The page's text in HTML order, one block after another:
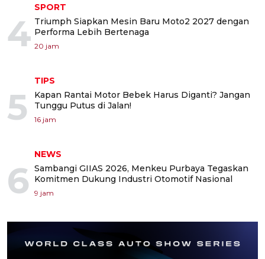
4
SPORT
Triumph Siapkan Mesin Baru Moto2 2027 dengan
Performa Lebih Bertenaga
20 jam
5
TIPS
Kapan Rantai Motor Bebek Harus Diganti? Jangan
Tunggu Putus di Jalan!
16 jam
6
NEWS
Sambangi GIIAS 2026, Menkeu Purbaya Tegaskan
Komitmen Dukung Industri Otomotif Nasional
9 jam